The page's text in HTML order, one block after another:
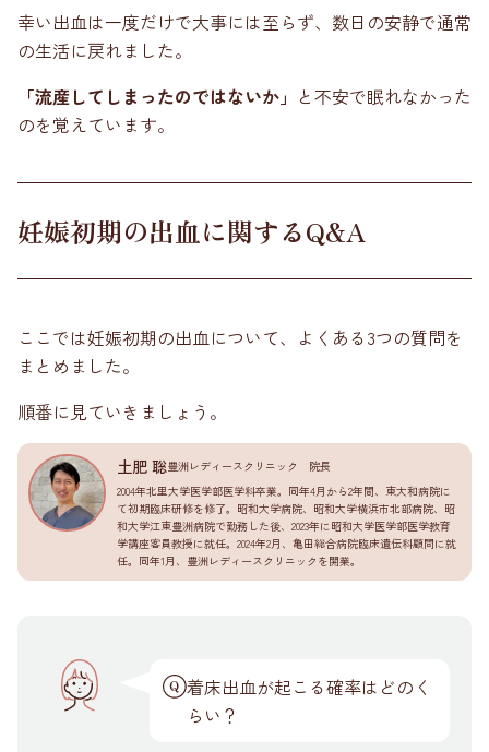
幸い出血は一度だけで大事には至らず、数日の安静で通常
の生活に戻れました。
「流産してしまったのではないか」 と不安で眠れなかった
のを覚えています。
妊娠初期の出血に関するQ&A
ここでは妊娠初期の出血について、よくある3つの質問を
まとめました。
順番に見ていきましょう。
土肥 聡豊洲レディースクリニック 院長
2004年北里大学医学部医学科卒業。同年4月から2年間、東大和病院に
て初期臨床研修を修了。昭和大学病院、昭和大学横浜市北部病院、昭
和大学江東豊洲病院で勤務した後、2023年に昭和大学医学部医学教育
学講座客員教授に就任。2024年2月、亀田総合病院臨床遺伝科顧問に就
任。同年1月、豊洲レディースクリニックを開業。
着床出血が起こる確率はどのく
らい？